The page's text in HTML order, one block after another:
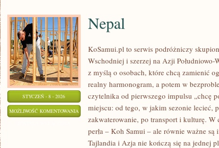
STYCZEŃ - 8 - 2026
MOŻLIWOŚĆ KOMENTOWANIA NEPAL
Nepal
KoSamui.pl to serwis podróżniczy
Wschodniej i szerzej na Azji Południowo-
z myślą o osobach, które chcą zamienić
realny harmonogram, a potem w
czytelnika od pierwszego impulsu „chcę
miejscu: od tego, w jakim sezonie lecieć,
zakwaterowanie, po transport i kulturę.
perła – Koh Samui – ale równie ważne
Tajlandia i Azja nie kończą się na jednej